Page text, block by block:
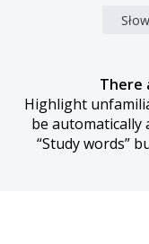
There
Highlight
be automatically
“Study words”